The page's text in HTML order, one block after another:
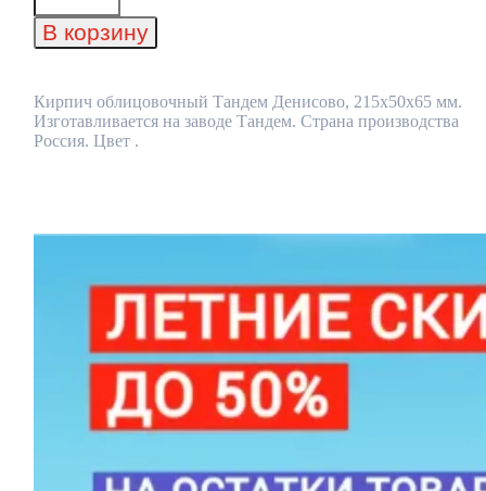
облицовочный
Тандем
мм
В корзину
Кирпич облицовочный Тандем Денисово, 215x50x65 мм.
Изготавливается на заводе Тандем. Страна производства
Россия. Цвет .